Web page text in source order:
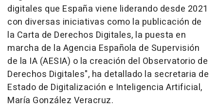
digitales que España viene liderando desde 2021
con diversas iniciativas como la publicación de
la Carta de Derechos Digitales, la puesta en
marcha de la Agencia Española de Supervisión
de la IA (AESIA) o la creación del Observatorio de
Derechos Digitales", ha detallado la secretaria de
Estado de Digitalización e Inteligencia Artificial,
María González Veracruz.